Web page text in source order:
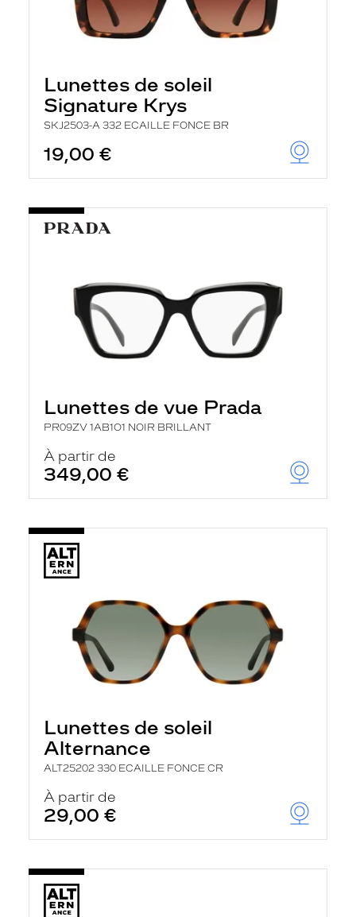
Lunettes de soleil
Signature Krys
SKJ2503-A 332 ECAILLE FONCE BR
19,00 €
Lunettes de vue Prada
PR09ZV 1AB1O1 NOIR BRILLANT
À partir de
349,00 €
Lunettes de soleil
Alternance
ALT25202 330 ECAILLE FONCE CR
À partir de
29,00 €